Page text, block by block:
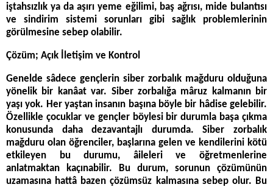
iştahsızlık ya da aşırı yeme eğilimi, baş ağrısı, mide bulantısı
ve sindirim sistemi sorunları gibi sağlık problemlerinin
görülmesine sebep olabilir.
Çözüm; Açık İletişim ve Kontrol
Genelde sâdece gençlerin siber zorbalık mağduru olduğuna
yönelik bir kanâat var. Siber zorbalığa mâruz kalmanın bir
yaşı yok. Her yaştan insanın başına böyle bir hâdise gelebilir.
Özellikle çocuklar ve gençler böylesi bir durumla başa çıkma
konusunda daha dezavantajlı durumda. Siber zorbalık
mağduru olan öğrenciler, başlarına gelen ve kendilerini kötü
etkileyen bu durumu, âileleri ve öğretmenlerine
anlatmaktan kaçınabilir. Bu durum, sorunun çözümünün
uzamasına hattâ bazen çözümsüz kalmasına sebep olur. Bu